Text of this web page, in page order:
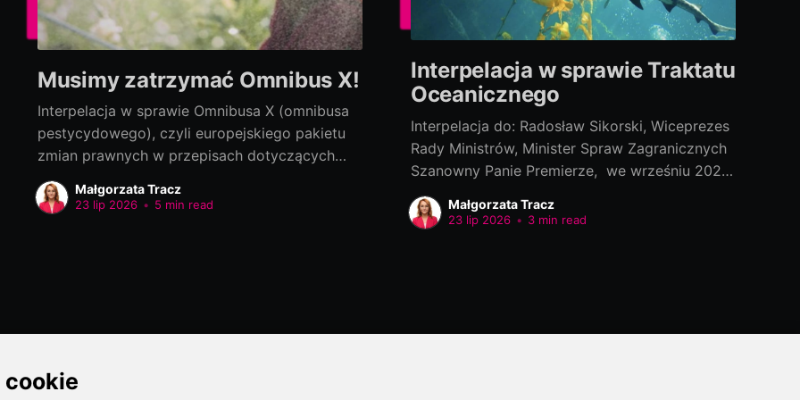
Musimy zatrzymać Omnibus X!
Interpelacja w sprawie Omnibusa X (omnibusa
pestycydowego), czyli europejskiego pakietu
zmian prawnych w przepisach dotyczących
bezpieczeństwa żywności Interpelacja do:
Jolanta Sobierańska-Grenda, Minister Zdrowia
Przepisy dotyczą
Małgorzata Tracz
23 lip 2026 • 5 min read
Interpelacja w sprawie Traktatu
Oceanicznego
Interpelacja do: Radosław Sikorski, Wiceprezes
Rady Ministrów, Minister Spraw Zagranicznych
Szanowny Panie Premierze, we wrześniu 2022
roku polski rząd podpisał „Porozumienie w
ramach Konwencji Narodów Zjednoczonych o
Małgorzata Tracz
23 lip 2026 • 3 min read